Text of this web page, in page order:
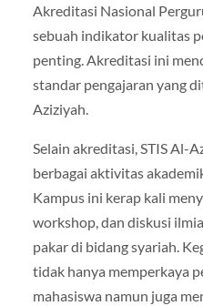
Akreditasi Nasional
sebuah indikator kualitas
penting. Akreditasi ini
standar pengajaran yang
Aziziyah.
Selain akreditasi, STIS Al-
berbagai aktivitas
Kampus ini kerap kali
workshop, dan diskusi
pakar di bidang syariah.
tidak hanya memperkaya
mahasiswa namun juga